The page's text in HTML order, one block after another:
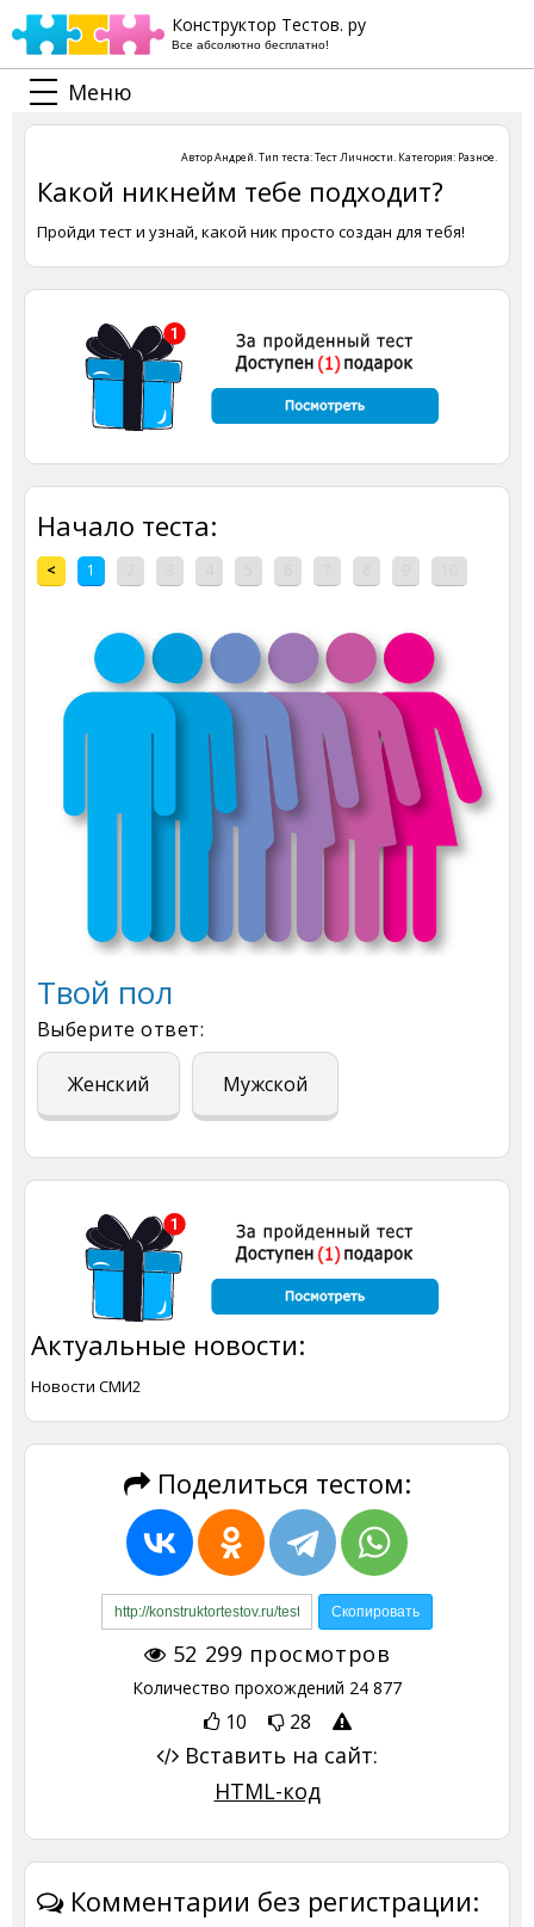
Конструктор Тестов. ру
Все абсолютно бесплатно!
Меню
АвторАндрей. Тип теста:Тест Личности. Категория: Разное.
Какой никнейм тебе подходит?
Пройди тест и узнай, какой ник просто создан для тебя!
Начало теста:
< 1
Твой пол
Выберите ответ:
Женский Мужской
Актуальные новости:
Новости СМИ2
Поделиться тестом:
52 299 просмотров
Количество прохождений 24 877
10 28
Вставить на сайт:
HTML-код
Комментарии без регистрации: